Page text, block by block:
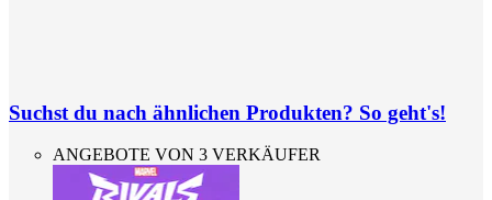
Suchst du nach ähnlichen Produkten? So geht's!
ANGEBOTE VON 3 VERKÄUFER